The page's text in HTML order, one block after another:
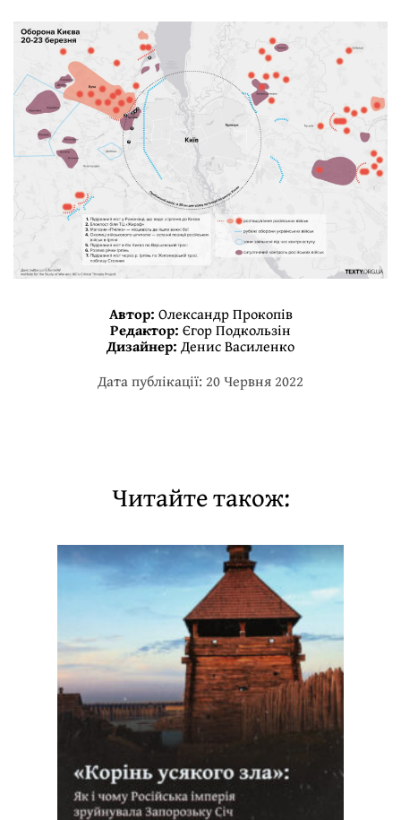
Автор: Олександр Прокопів
Редактор: Єгор Подкользін
Дизайнер: Денис Василенко
Дата публікації: 20 Червня 2022
Читайте також: